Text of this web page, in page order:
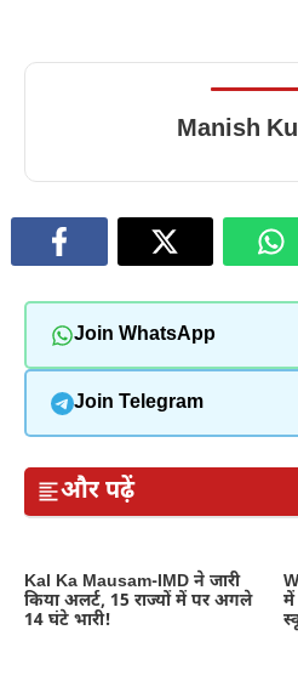
Manish
Join WhatsApp
Join Telegram
और पढ़ें
Kal Ka Mausam-IMD ने जारी
किया अलर्ट, 15 राज्यों में पर अगले
14 घंटे भारी!
में